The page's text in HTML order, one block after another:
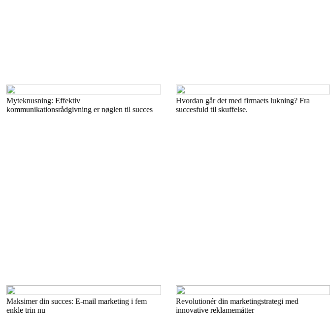
Myteknusning: Effektiv
kommunikationsrådgivning er nøglen til succes
Hvordan går det med firmaets lukning? Fra
succesfuld til skuffelse.
Maksimer din succes: E-mail marketing i fem
enkle trin nu
Revolutionér din marketingstrategi med
innovative reklamemåtter